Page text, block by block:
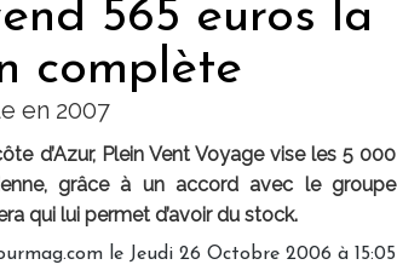
565 euros la
complète
en 2007
d’Azur, Plein Vent Voyage vise les 5 000
grâce à un accord avec le groupe
qui lui permet d’avoir du stock.
le Jeudi 26 Octobre 2006 à 15:05